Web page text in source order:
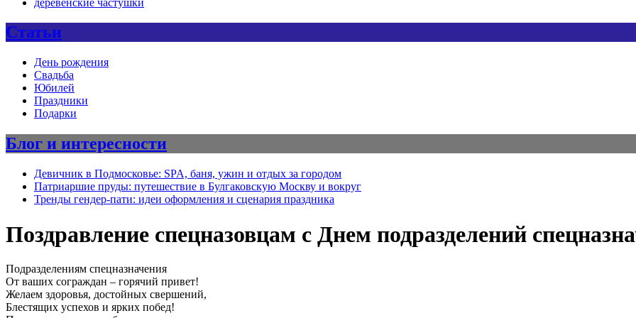
Статьи
День рождения
Свадьба
Юбилей
Праздники
Подарки
Блог и интересности
Девичник в Подмосковье: SPA, баня, ужин и отдых за городом
Патриаршие пруды: путешествие в Булгаковскую Москву и вокруг
Тренды гендер-пати: идеи оформления и сценария праздника
Поздравление спецназовцам с Днем подразделений
Подразделениям спецназначения
От ваших сограждан – горячий привет!
Желаем здоровья, достойных свершений,
Блестящих успехов и ярких побед!